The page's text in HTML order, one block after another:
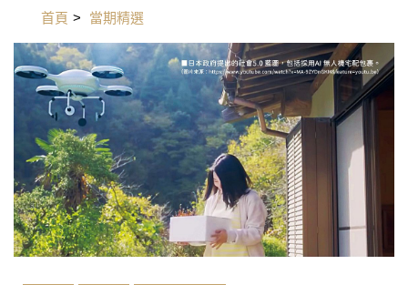
首頁 > 當期精選